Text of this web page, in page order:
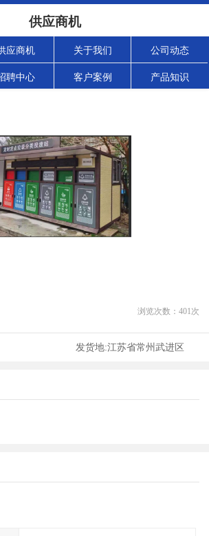
供应商机
应商机 关于我们 公司动态
聘中心 客户案例 产品知识
浏览次数： 401次
发货地:江苏省常州武进区